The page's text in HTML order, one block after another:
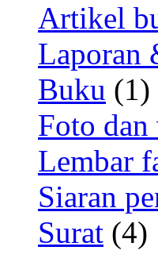
Artikel
Laporan
Buku (1)
Foto dan
Lembar
Siaran
Surat (4)